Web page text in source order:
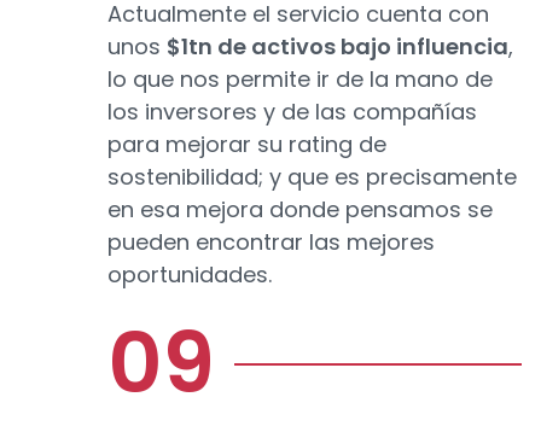
Actualmente el servicio cuenta con
unos $1tn de activos bajo influencia,
lo que nos permite ir de la mano de
los inversores y de las compañías
para mejorar su rating de
sostenibilidad; y que es precisamente
en esa mejora donde pensamos se
pueden encontrar las mejores
oportunidades.